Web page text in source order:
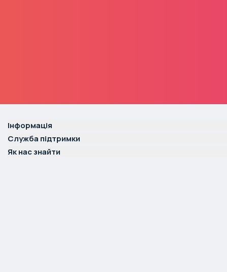
Інформація
Служба підтримки
Як нас знайти